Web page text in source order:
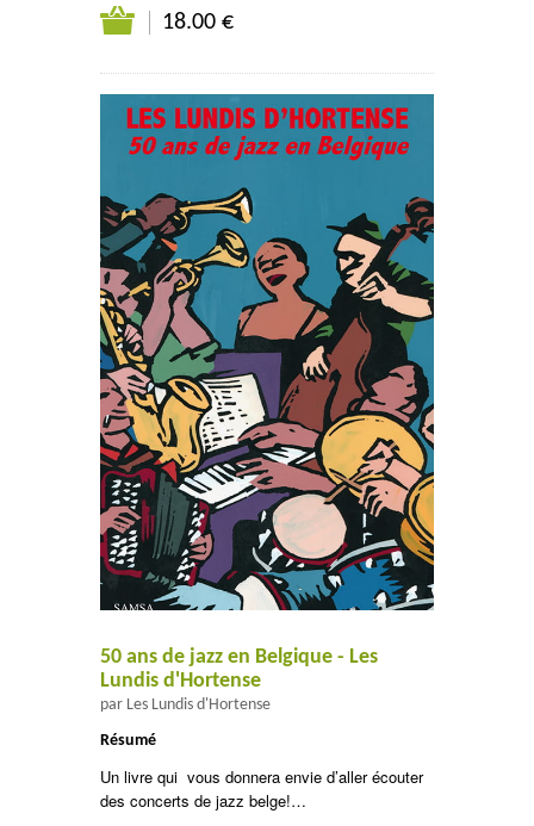
18.00 €
50 ans de jazz en Belgique - Les
Lundis d'Hortense
par Les Lundis d'Hortense
Résumé
Un livre qui vous donnera envie d’aller écouter
des concerts de jazz belge!…